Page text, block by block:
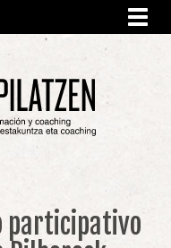
participativo